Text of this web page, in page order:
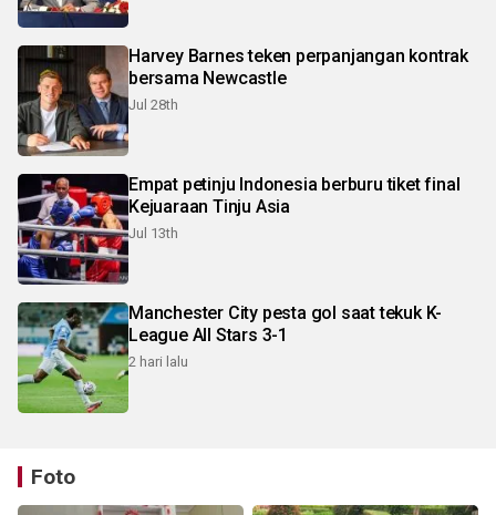
Harvey Barnes teken perpanjangan kontrak
bersama Newcastle
Jul 28th
Empat petinju Indonesia berburu tiket final
Kejuaraan Tinju Asia
Jul 13th
Manchester City pesta gol saat tekuk K-
League All Stars 3-1
2 hari lalu
Foto